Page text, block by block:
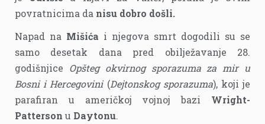
povratnicima da nisu dobro došli.
Napad na Mišića i njegova smrt dogodili su se
samo desetak dana pred obilježavanje 28.
godišnjice Opšteg okvirnog sporazuma za mir u
Bosni i Hercegovini(Dejtonskog sporazuma), koji je
parafiran u američkoj vojnoj bazi Wright-
Patterson u Daytonu.